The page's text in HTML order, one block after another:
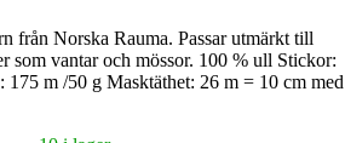
från Norska Rauma. Passar utmärkt till
som vantar och mössor. 100 % ull Stickor:
m /50 g Masktäthet: 26 m = 10 cm med